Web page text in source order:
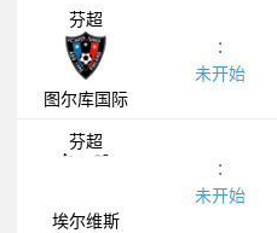
芬超
图尔库国际
:
未开始
芬超
埃尔维斯
:
未开始